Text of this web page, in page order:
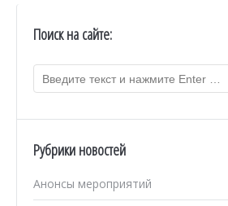
Поиск на сайте:
Рубрики новостей
Анонсы мероприятий